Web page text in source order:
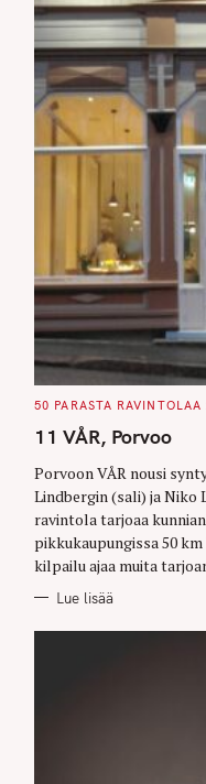
C
T
E
O
R
I
S
50 PARASTA
11 VÅR, Porvoo
Porvoon VÅR nousi
Lindbergin (sali) ja Niko
ravintola tarjoaa
pikkukaupungissa 50
kilpailu ajaa muita
Lue lisää